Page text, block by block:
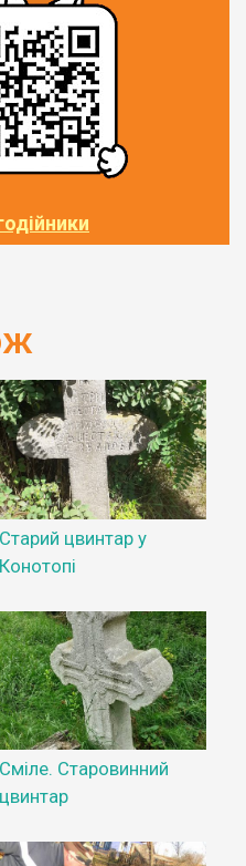
Старий цвинтар у
Конотопі
Сміле. Старовинний
цвинтар